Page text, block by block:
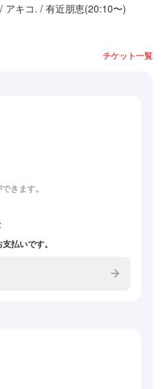
アキコ. / 有近朋恵(20:10〜)
チケット一覧
きます。
払いです。